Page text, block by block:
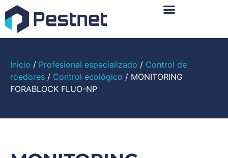
Inicio / Profesional especializado / Control de
roedores / Control ecológico / MONITORING
FORABLOCK FLUO-NP